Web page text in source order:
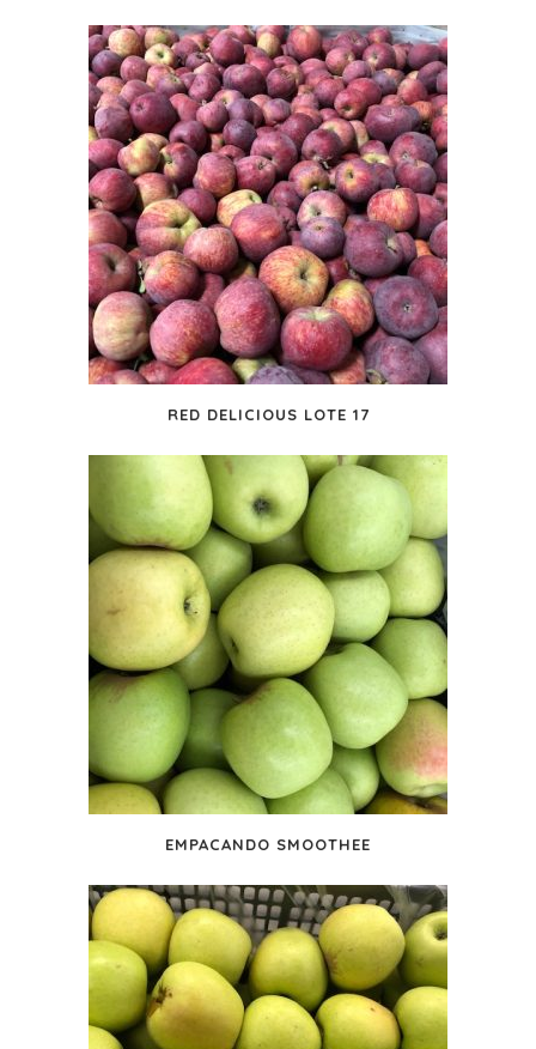
RED DELICIOUS LOTE 17
EMPACANDO SMOOTHEE